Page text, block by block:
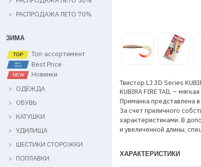
РАСПРОДАЖА ЛЕТО 70%
ЗИМА
Топ-ассортимент
Best Price
Новинки
ОДЕЖДА
ОБУВЬ
КАТУШКИ
УДИЛИЩА
ШЕСТИКИ СТОРОЖКИ
ПОПЛАВКИ
Твистор LJ 3D Series
KUBIRA FIRE TAIL –
Приманка представлена
За счет приличного
характеристиками. В
и увеличенной длины,
ХАРАКТЕРИСТИКИ